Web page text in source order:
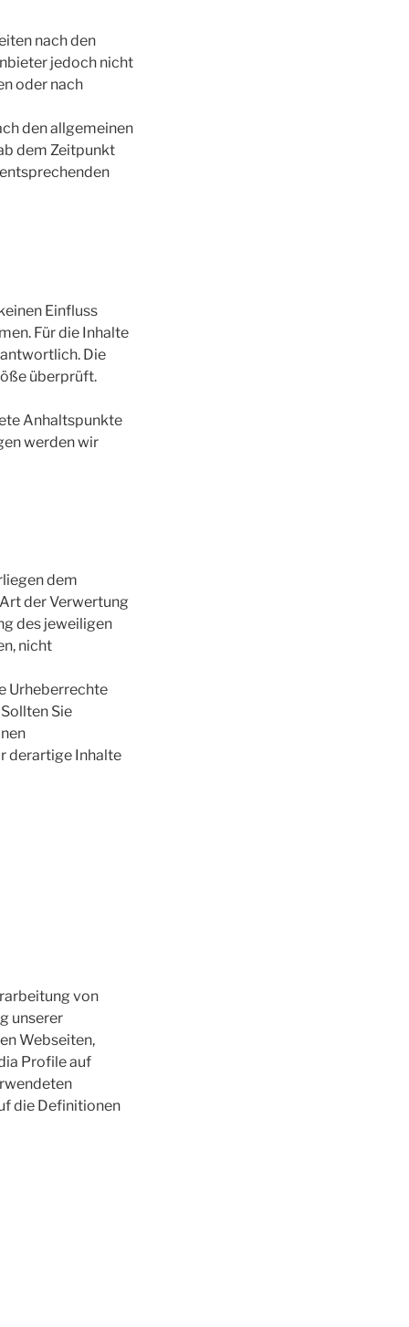
nach den
jedoch nicht
oder nach
den allgemeinen
dem Zeitpunkt
Einfluss
Für die Inhalte
Die
überprüft.
Anhaltspunkte
werden wir
dem
der Verwertung
des jeweiligen
nicht
Urheberrechte
Sie
derartige Inhalte
von
unserer
Webseiten,
Profile auf
die Definitionen